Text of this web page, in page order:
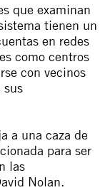
que examinan
tienen un
en redes
como centros
con vecinos
sus
a una caza de
para ser
las
Nolan.